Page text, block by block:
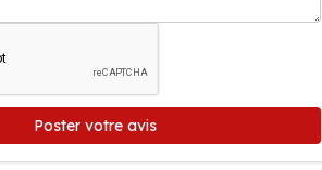
Poster votre avis